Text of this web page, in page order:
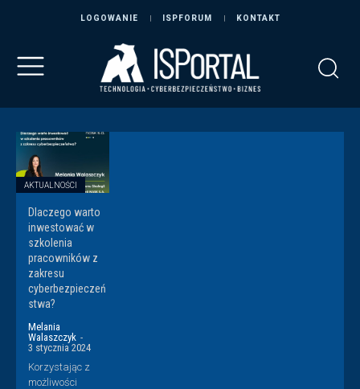
LOGOWANIE ISPFORUM KONTAKT
AKTUALNOŚCI
Dlaczego warto
inwestować w
szkolenia
pracowników z
zakresu
cyberbezpieczeń
stwa?
Melania
Walaszczyk -
3 stycznia 2024
Korzystając z
możliwości